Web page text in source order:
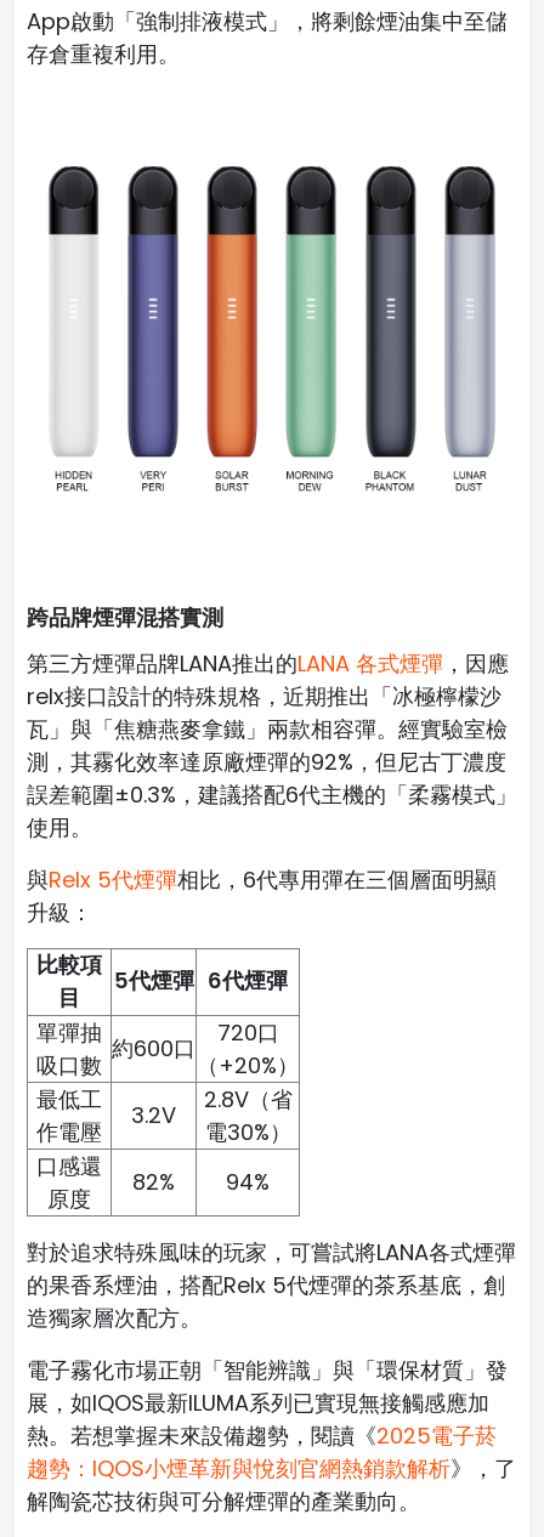
App啟動「強制排液模式」，將剩餘煙油集中至儲
存倉重複利用。
跨品牌煙彈混搭實測
第三方煙彈品牌LANA推出的LANA 各式煙彈 ，因應
relx接口設計的特殊規格，近期推出「冰極檸檬沙
瓦」與「焦糖燕麥拿鐵」兩款相容彈。經實驗室檢
測，其霧化效率達原廠煙彈的92%，但尼古丁濃度
誤差範圍±0.3%，建議搭配6代主機的「柔霧模式」
使用。
與Relx 5代煙彈相比，6代專用彈在三個層面明顯
升級：
比較項
目
5代煙彈 6代煙彈
單彈抽
吸口數
約600口
720口
（+20%）
最低工
作電壓
3.2V
2.8V（省
電30%）
口感還
原度
82% 94%
對於追求特殊風味的玩家，可嘗試將LANA各式煙彈
的果香系煙油，搭配Relx 5代煙彈的茶系基底，創
造獨家層次配方。
電子霧化市場正朝「智能辨識」與「環保材質」發
展，如IQOS最新ILUMA系列已實現無接觸感應加
熱。若想掌握未來設備趨勢，閱讀《2025電子菸
趨勢：IQOS小煙革新與悅刻官網熱銷款解析》，了
解陶瓷芯技術與可分解煙彈的產業動向。